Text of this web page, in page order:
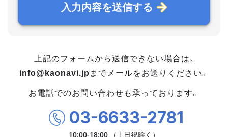
入力内容を送信する
上記のフォームから送信できない場合は、
info@kaonavi.jp までメールをお送りください。
お電話でのお問い合わせも承っております。
03-6633-2781